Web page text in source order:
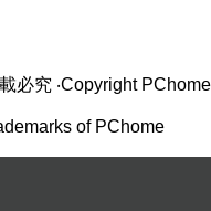
必究 ‧Copyright PChome
of PChome